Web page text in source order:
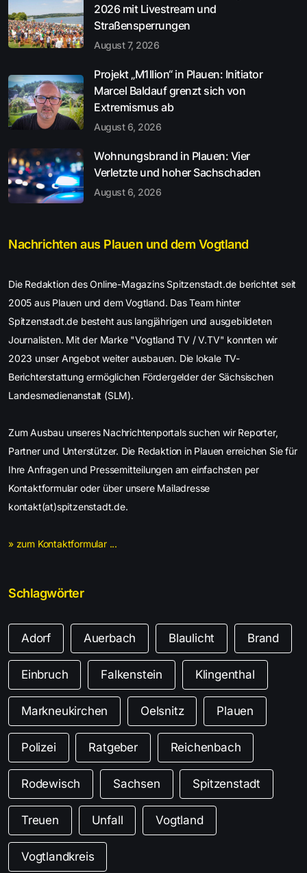
2026 mit Livestream und
Straßensperrungen
August 7, 2026
Projekt „M1llion“ in Plauen: Initiator
Marcel Baldauf grenzt sich von
Extremismus ab
August 6, 2026
Wohnungsbrand in Plauen: Vier
Verletzte und hoher Sachschaden
August 6, 2026
Nachrichten aus Plauen und dem Vogtland
Die Redaktion des Online-Magazins Spitzenstadt.de berichtet seit
2005 aus Plauen und dem Vogtland. Das Team hinter
Spitzenstadt.de besteht aus langjährigen und ausgebildeten
Journalisten. Mit der Marke "Vogtland TV / V.TV" konnten wir
2023 unser Angebot weiter ausbauen. Die lokale TV-
Berichterstattung ermöglichen Fördergelder der Sächsischen
Landesmedienanstalt (SLM).
Zum Ausbau unseres Nachrichtenportals suchen wir Reporter,
Partner und Unterstützer. Die Redaktion in Plauen erreichen Sie für
Ihre Anfragen und Pressemitteilungen am einfachsten per
Kontaktformular oder über unsere Mailadresse
kontakt(at)spitzenstadt.de.
» zum Kontaktformular ...
Schlagwörter
Adorf Auerbach Blaulicht Brand
Einbruch Falkenstein Klingenthal
Markneukirchen Oelsnitz Plauen
Polizei Ratgeber Reichenbach
Rodewisch Sachsen Spitzenstadt
Treuen Unfall Vogtland
Vogtlandkreis